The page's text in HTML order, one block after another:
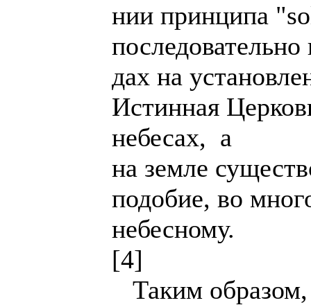
нии принципа
дах на
Истинная
небесах, а
на земле
подобие, во
небесному.
[4]
Таким